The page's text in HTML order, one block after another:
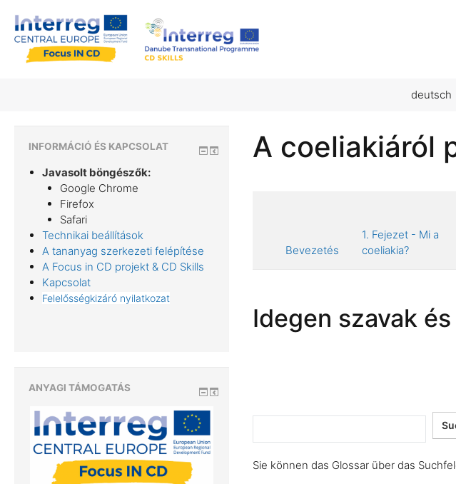
deutsch
A coeliakiáról
Bevezetés
1. Fejezet - Mi a
coeliakia?
Idegen szavak
Sie können das Glossar über das
INFORMÁCIÓ ÉS KAPCSOLAT
Javasolt böngészők:
Google Chrome
Firefox
Safari
Technikai beállítások
A tananyag szerkezeti felépítése
A Focus in CD projekt & CD Skills
Kapcsolat
Felelősségkizáró nyilatkozat
ANYAGI TÁMOGATÁS